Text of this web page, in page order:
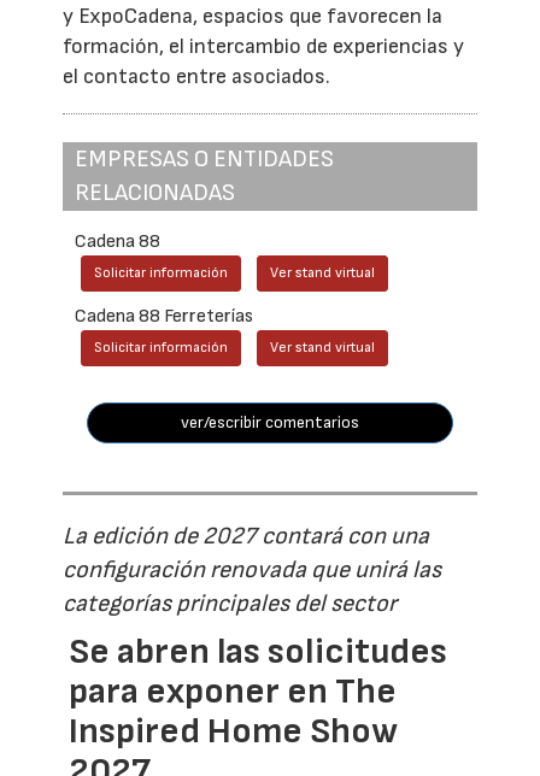
y ExpoCadena, espacios que favorecen la
formación, el intercambio de experiencias y
el contacto entre asociados.
EMPRESAS O ENTIDADES
RELACIONADAS
Cadena 88
Solicitar información Ver stand virtual
Cadena 88 Ferreterías
Solicitar información Ver stand virtual
ver/escribir comentarios
La edición de 2027 contará con una
configuración renovada que unirá las
categorías principales del sector
Se abren las solicitudes
para exponer en The
Inspired Home Show